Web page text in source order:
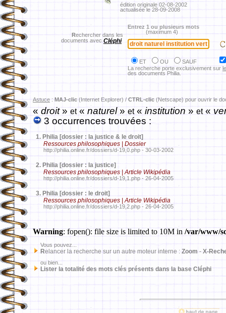
édition originale 02-08-2002
actualisée le 28-09-2008
Rechercher dans les
documents avec Cléphi
Entrez 1 ou plusieurs mots
(maximum 4)
ET OU
SAUF
La recherche porte exclusivement sur
des documents Philia.
Astuce : MAJ-clic (Internet Explorer) / CTRL-clic (Netscape) pour ouvrir le
«droit»et« naturel» et« institution » et«
3 occurrences trouvées :
1. Philia [dossier : la justice & le droit]
Ressources philosophiques | Dossier
http://philia.online.fr/dossiers/d-19,0.php - 30-03-2002
2. Philia [dossier : la justice]
Ressources philosophiques | Article Wikipédia
http://philia.online.fr/dossiers/d-19,1.php - 26-04-2005
3. Philia [dossier : le droit]
Ressources philosophiques | Article Wikipédia
http://philia.online.fr/dossiers/d-19,2.php - 26-04-2005
Warning: fopen(): file size is limited to 10M in /var/www/
Vous pouvez...
Relancer la recherche sur un autre moteur interne : Zoom - X-
ou bien...
Lister la totalité des mots clés présents dans la base Cléphi